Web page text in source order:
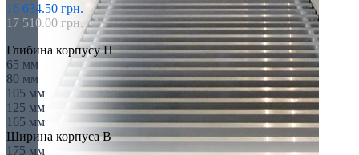
16 634.50 грн.
17 510.00 грн.
Глибина корпусу H
65 мм
80 мм
105 мм
125 мм
165 мм
Ширина корпуса B
175 мм